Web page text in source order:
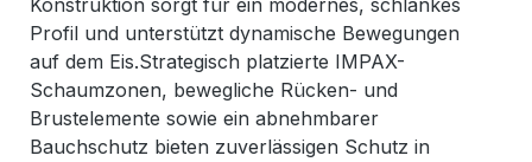
Konstruktion sorgt für ein modernes, schlankes
Profil und unterstützt dynamische Bewegungen
auf dem Eis.Strategisch platzierte IMPAX-
Schaumzonen, bewegliche Rücken- und
Brustelemente sowie ein abnehmbarer
Bauchschutz bieten zuverlässigen Schutz in